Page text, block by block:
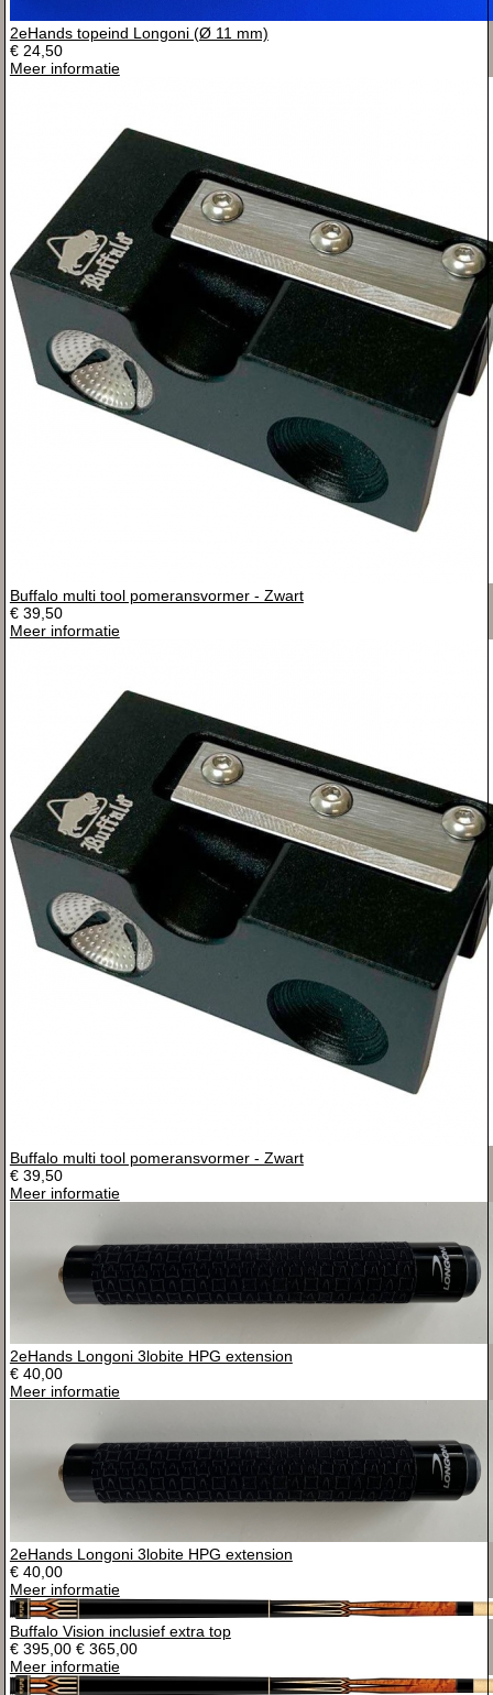
2eHands topeind Longoni (Ø 11 mm)
€ 24,50
Meer informatie
Buffalo multi tool pomeransvormer - Zwart
€ 39,50
Meer informatie
Buffalo multi tool pomeransvormer - Zwart
€ 39,50
Meer informatie
2eHands Longoni 3lobite HPG extension
€ 40,00
Meer informatie
2eHands Longoni 3lobite HPG extension
€ 40,00
Meer informatie
Buffalo Vision inclusief extra top
€ 395,00€ 365,00
Meer informatie